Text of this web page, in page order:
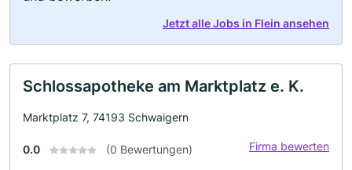
Jetzt alle Jobs in Flein ansehen
Schlossapotheke am Marktplatz e. K.
Marktplatz 7, 74193 Schwaigern
0.0 (0 Bewertungen) Firma bewerten